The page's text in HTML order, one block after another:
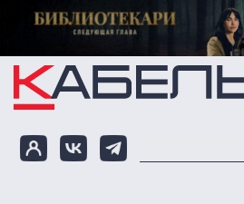
Перейти к основному содержанию